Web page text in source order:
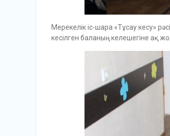
Мерекелік іс-шара «Тұсау кесу»
кесілген баланың келешегіне ақ